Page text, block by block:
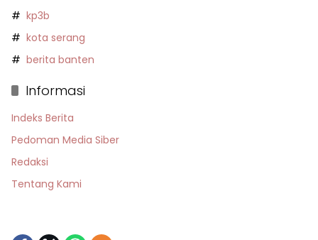
kp3b
kota serang
berita banten
Informasi
Indeks Berita
Pedoman Media Siber
Redaksi
Tentang Kami